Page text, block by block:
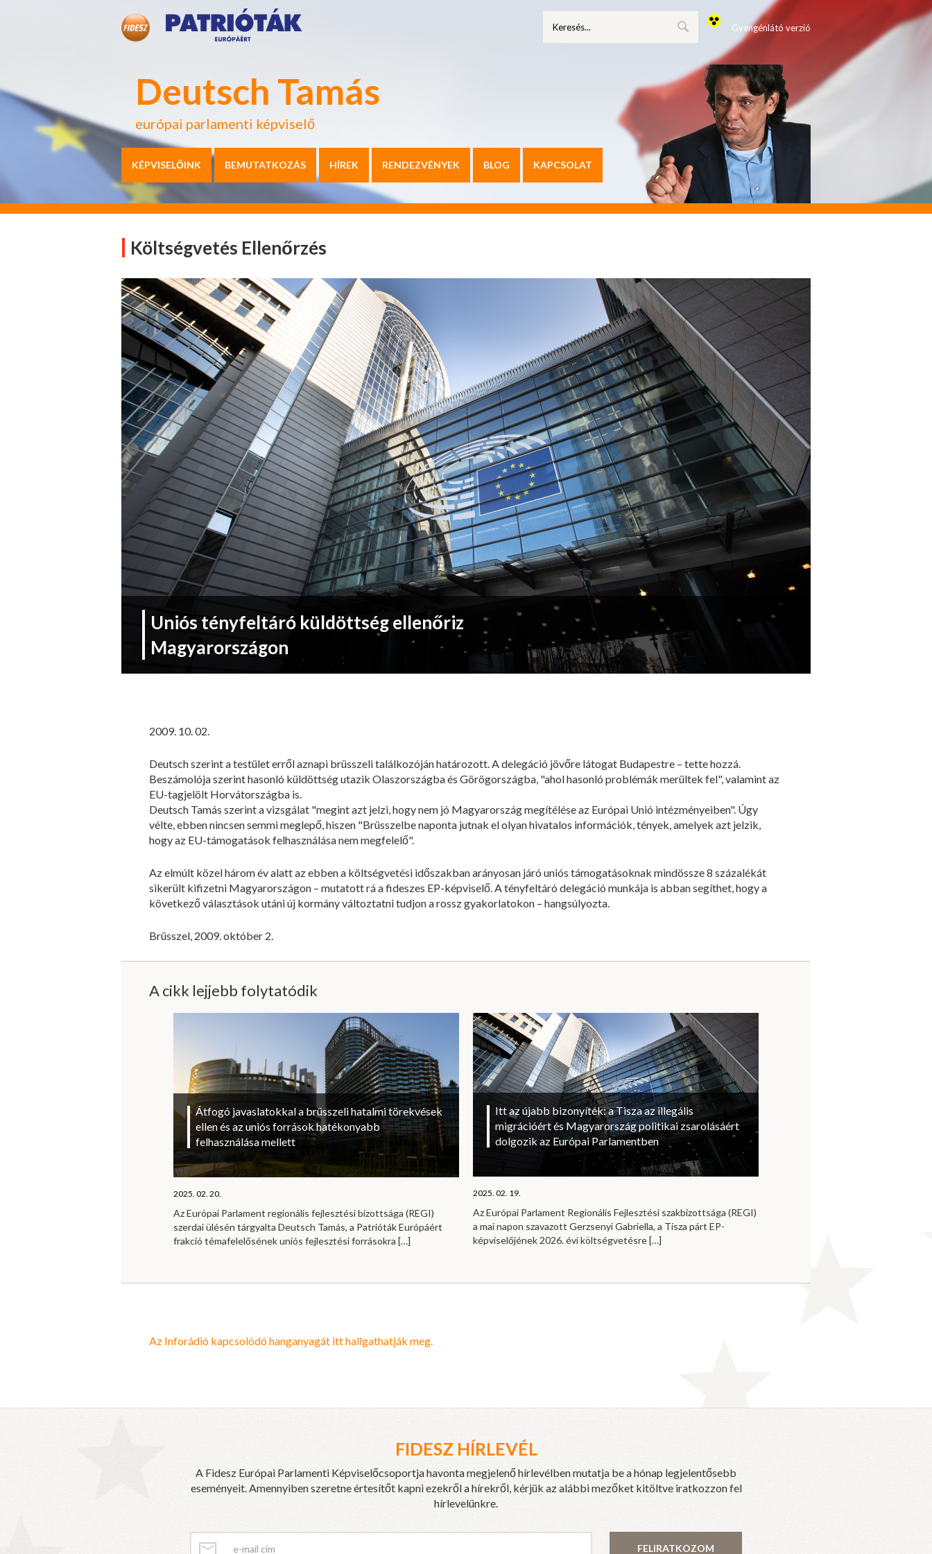
Deutsch Tamás
európai parlamenti képviselő
Gyengénlátó verzió
KÉPVISELŐINK BEMUTATKOZÁS HÍREK RENDEZVÉNYEK BLOG KAPCSOLAT
Költségvetés Ellenőrzés
Uniós tényfeltáró küldöttség ellenőriz
Magyarországon
2009. 10. 02.
Deutsch szerint a testület erről aznapi brüsszeli találkozóján határozott. A delegáció jövőre látogat Budapestre – tette hozzá.
Beszámolója szerint hasonló küldöttség utazik Olaszországba és Görögországba, "ahol hasonló problémák merültek fel", valamint az
EU-tagjelölt Horvátországba is.
Deutsch Tamás szerint a vizsgálat "megint azt jelzi, hogy nem jó Magyarország megítélése az Európai Unió intézményeiben". Úgy
vélte, ebben nincsen semmi meglepő, hiszen "Brüsszelbe naponta jutnak el olyan hivatalos információk, tények, amelyek azt jelzik,
hogy az EU-támogatások felhasználása nem megfelelő".
Az elmúlt közel három év alatt az ebben a költségvetési időszakban arányosan járó uniós támogatásoknak mindössze 8 százalékát
sikerült kifizetni Magyarországon – mutatott rá a fideszes EP-képviselő. A tényfeltáró delegáció munkája is abban segíthet, hogy a
következő választások utáni új kormány változtatni tudjon a rossz gyakorlatokon – hangsúlyozta.
Brüsszel, 2009. október 2.
A cikk lejjebb folytatódik
Átfogó javaslatokkal a brüsszeli hatalmi törekvések
ellen és az uniós források hatékonyabb
felhasználása mellett
2025. 02. 20.
Az Európai Parlament regionális fejlesztési bizottsága (REGI)
szerdai ülésén tárgyalta Deutsch Tamás, a Patrióták Európáért
frakció témafelelősének uniós fejlesztési forrásokra […]
Itt az újabb bizonyíték: a Tisza az illegális
migrációért és Magyarország politikai zsarolásáért
dolgozik az Európai Parlamentben
2025. 02. 19.
Az Európai Parlament Regionális Fejlesztési szakbizottsága (REGI)
a mai napon szavazott Gerzsenyi Gabriella, a Tisza párt EP-
képviselőjének 2026. évi költségvetésre[…]
Az Inforádió kapcsolódó hanganyagát itt hallgathatják meg.
FIDESZ HÍRLEVÉL
A Fidesz Európai Parlamenti Képviselőcsoportja havonta megjelenő hírlevélben mutatja be a hónap legjelentősebb
eseményeit. Amennyiben szeretne értesítőt kapni ezekről a hírekről, kérjük az alábbi mezőket kitöltve iratkozzon fel
hírlevelünkre.
FELIRATKOZOM